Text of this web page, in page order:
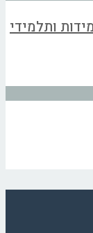
ותלמידי